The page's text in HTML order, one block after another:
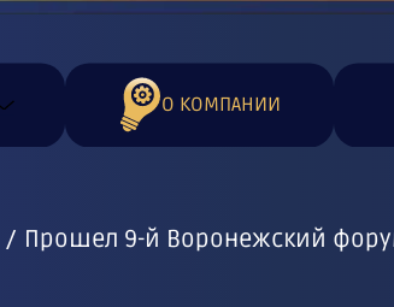
О КОМПАНИИ
Прошел 9-й Воронежский